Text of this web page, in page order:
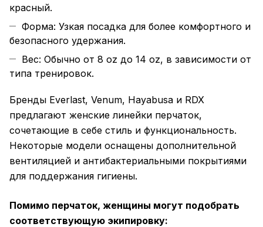
красный.
Форма: Узкая посадка для более комфортного и
безопасного удержания.
Вес: Обычно от 8 oz до 14 oz, в зависимости от
типа тренировок.
Бренды Everlast, Venum, Hayabusa и RDX
предлагают женские линейки перчаток,
сочетающие в себе стиль и функциональность.
Некоторые модели оснащены дополнительной
вентиляцией и антибактериальными покрытиями
для поддержания гигиены.
Помимо перчаток, женщины могут подобрать
соответствующую экипировку: